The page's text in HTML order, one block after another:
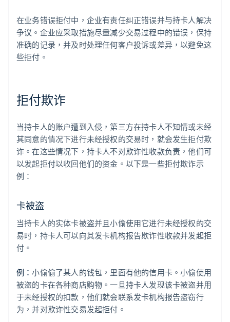
在业务错误拒付中，企业有责任纠正错误并与持卡人解决
争议。企业应采取措施尽量减少交易过程中的错误，保持
准确的记录，并及时处理任何客户投诉或差异，以避免这
些拒付。
拒付欺诈
当持卡人的账户遭到入侵，第三方在持卡人不知情或未经
其同意的情况下进行未经授权的交易时，就会发生拒付欺
诈。在这些情况下，持卡人不对欺诈性收款负责，他们可
以发起拒付以收回他们的资金。以下是一些拒付欺诈示
例：
卡被盗
当持卡人的实体卡被盗并且小偷使用它进行未经授权的交
易时，持卡人可以向其发卡机构报告欺诈性收款并发起拒
付。
例：小偷偷了某人的钱包，里面有他的信用卡。小偷使用
被盗的卡在各种商店购物。一旦持卡人发现该卡被盗并用
于未经授权的扣款，他们就会联系发卡机构报告盗窃行
为，并对欺诈性交易发起拒付。